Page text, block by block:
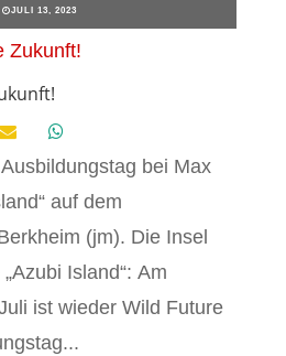
JULI 13, 2023
bei Max
auf dem
(jm). Die Insel
Island“: Am
ist wieder Wild Future